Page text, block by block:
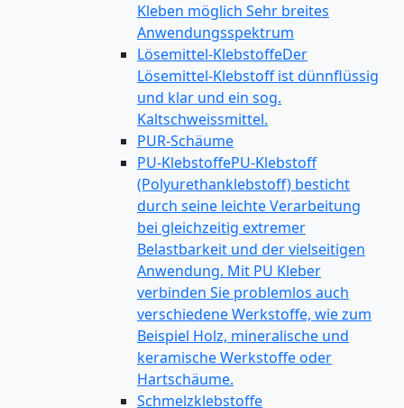
Kleben möglich Sehr breites
Anwendungsspektrum
Lösemittel-KlebstoffeDer
Lösemittel-Klebstoff ist dünnflüssig
und klar und ein sog.
Kaltschweissmittel.
PUR-Schäume
PU-KlebstoffePU-Klebstoff
(Polyurethanklebstoff) besticht
durch seine leichte Verarbeitung
bei gleichzeitig extremer
Belastbarkeit und der vielseitigen
Anwendung. Mit PU Kleber
verbinden Sie problemlos auch
verschiedene Werkstoffe, wie zum
Beispiel Holz, mineralische und
keramische Werkstoffe oder
Hartschäume.
Schmelzklebstoffe